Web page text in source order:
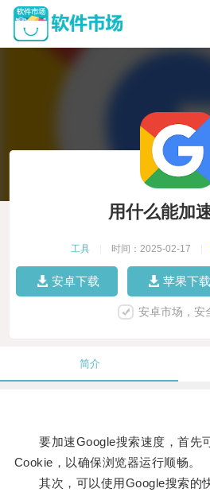
用什么能加
工具 时间：2025-02-17
安卓下载 苹果下载
安卓市场，安
简介
要加速Google搜索速度，首先
Cookie，以确保浏览器运行顺畅。
其次，可以使用Google搜索的